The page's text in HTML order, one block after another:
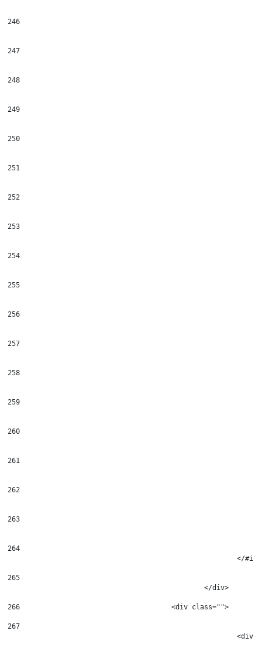
246
247
248
249
250
251
252
253
254
255
256
257
258
259
260
261
262
263
264
</
265
266
					<div class="">
267